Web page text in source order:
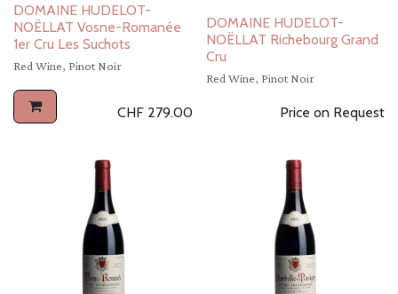
DOMAINE HUDELOT-
NOËLLAT Vosne-Romanée
1er Cru Les Suchots
Red Wine, Pinot Noir
CHF 279.00
DOMAINE HUDELOT-
NOËLLAT Richebourg Grand
Cru
Red Wine, Pinot Noir
Price on Request